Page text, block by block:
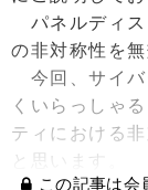
パネルディ
の非対称性を
今回、サイバ
くいらっしゃ
ティにおける
と思います。
この記事は会